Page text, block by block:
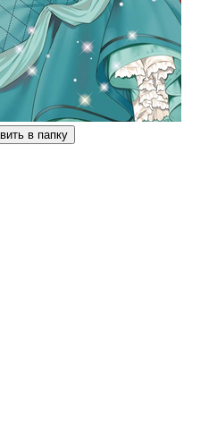
в папку